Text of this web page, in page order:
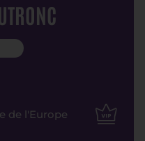
de l'Europe